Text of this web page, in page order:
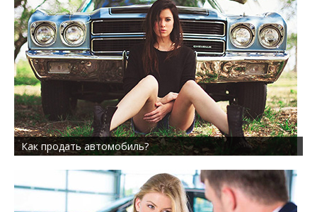
Как продать автомобиль?